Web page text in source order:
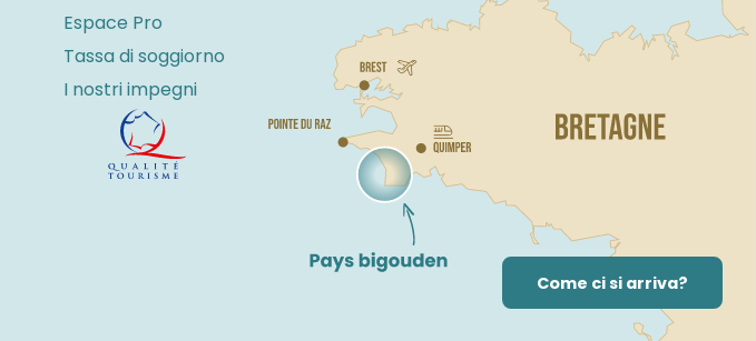
Espace Pro
Tassa di soggiorno
I nostri impegni
Come ci si arriva?